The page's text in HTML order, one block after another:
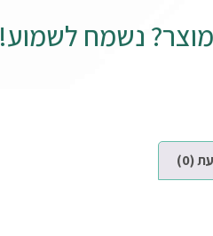
נשמח לשמוע!
(0)